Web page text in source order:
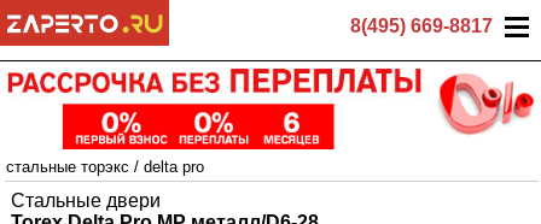
8(495) 669-8817
стальные торэкс / delta pro
Стальные двери